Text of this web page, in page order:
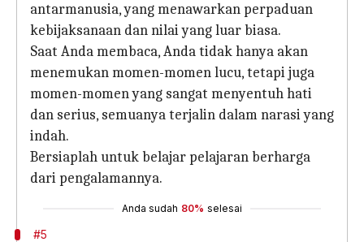
antarmanusia, yang menawarkan perpaduan
kebijaksanaan dan nilai yang luar biasa.
Saat Anda membaca, Anda tidak hanya akan
menemukan momen-momen lucu, tetapi juga
momen-momen yang sangat menyentuh hati
dan serius, semuanya terjalin dalam narasi yang
indah.
Bersiaplah untuk belajar pelajaran berharga
dari pengalamannya.
Anda sudah 80% selesai
#5